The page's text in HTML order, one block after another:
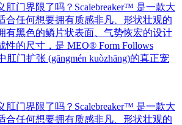
肛门界限了吗？Scalebreaker™ 是一款大
合任何想要拥有质感非凡、形状壮观的
有黑色的鳞片状表面、气势恢宏的设计
性的尺寸，是 MEO® Form Follows
肛门扩张 (gāngmén kuòzhāng)的真正宠
肛门界限了吗？Scalebreaker™ 是一款大
合任何想要拥有质感非凡、形状壮观的